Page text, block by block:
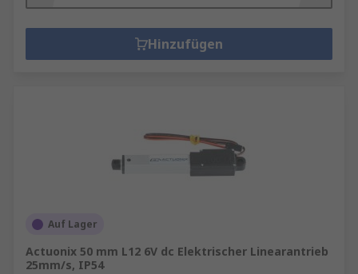
Hinzufügen
Auf Lager
Actuonix 50 mm L12 6V dc Elektrischer Linearantrieb
25mm/s, IP54